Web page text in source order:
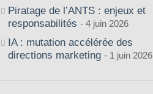
Piratage de l’ANTS : enjeux et
responsabilités
4 juin 2026
IA : mutation accélérée des
directions marketing
1 juin 2026